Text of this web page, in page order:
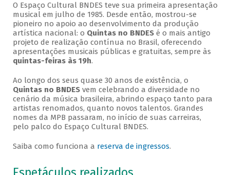
O Espaço Cultural BNDES teve sua primeira apresentação
musical em julho de 1985. Desde então, mostrou-se
pioneiro no apoio ao desenvolvimento da produção
artística nacional: o Quintas no BNDESé o mais antigo
projeto de realização contínua no Brasil, oferecendo
apresentações musicais públicas e gratuitas, sempre às
quintas-feiras às 19h.
Ao longo dos seus quase 30 anos de existência, o
Quintas no BNDESvem celebrando a diversidade no
cenário da música brasileira, abrindo espaço tanto para
artistas renomados, quanto novos talentos. Grandes
nomes da MPB passaram, no início de suas carreiras,
pelo palco do Espaço Cultural BNDES.
Saiba como funciona a reserva de ingressos.